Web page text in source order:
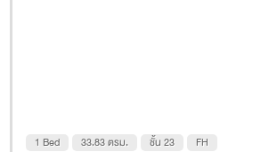
1 Bed 33.83 ตรม. ชั้น 23 FH